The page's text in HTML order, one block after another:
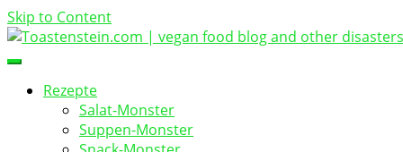
Skip to Content
Toastenstein.com
vegan food blog
Rezepte
Salat-Monster
Suppen-Monster